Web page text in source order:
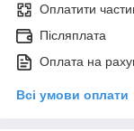
Оплатити
Післяплата
Оплата на
Всі умови оплати